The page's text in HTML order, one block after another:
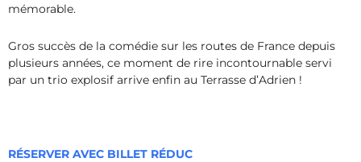
mémorable.
Gros succès de la comédie sur les routes de France depuis
plusieurs années, ce moment de rire incontournable servi
par un trio explosif arrive enfin au Terrasse d’Adrien !
RÉSERVER AVEC BILLET RÉDUC